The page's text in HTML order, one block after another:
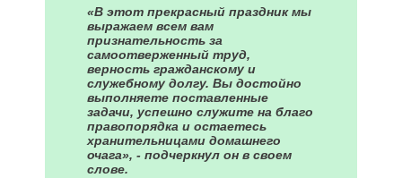
«В этот прекрасный праздник мы
выражаем всем вам
признательность за
самоотверженный труд,
верность гражданскому и
служебному долгу. Вы достойно
выполняете поставленные
задачи, успешно служите на благо
правопорядка и остаетесь
хранительницами домашнего
очага», - подчеркнул он в своем
слове.